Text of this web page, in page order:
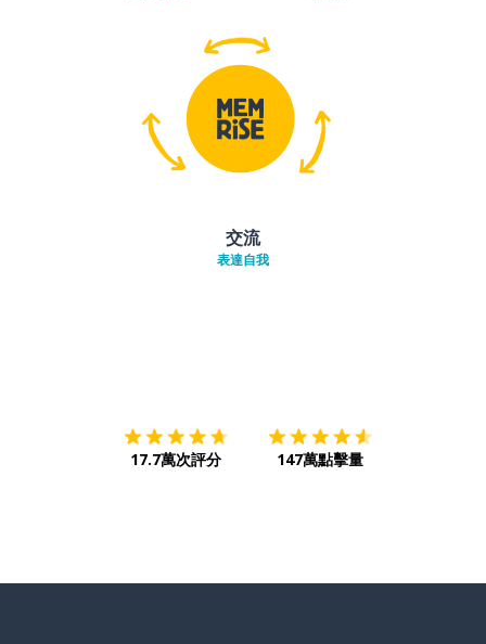
交流
表達自我
17.7萬次評分 147萬點擊量